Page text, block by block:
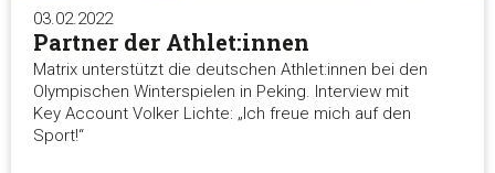
03.02.2022
Partner der Athlet:innen
Matrix unterstützt die deutschen Athlet:innen bei den
Olympischen Winterspielen in Peking. Interview mit
Key Account Volker Lichte: „Ich freue mich auf den
Sport!“